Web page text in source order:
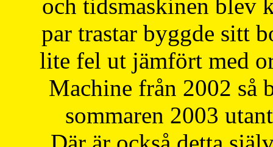
och tidsmaskinen blev
par trastar byggde sitt
lite fel ut jämfört med
Machine från 2002 så
sommaren 2003